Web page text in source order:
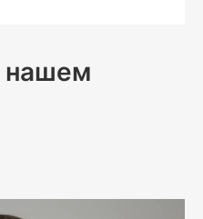
нашем